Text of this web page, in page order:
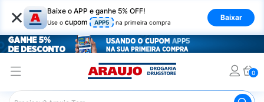
× Baixe o APP e ganhe 5% OFF!
Use o cupom APP5 na primeira compra
Baixar
0